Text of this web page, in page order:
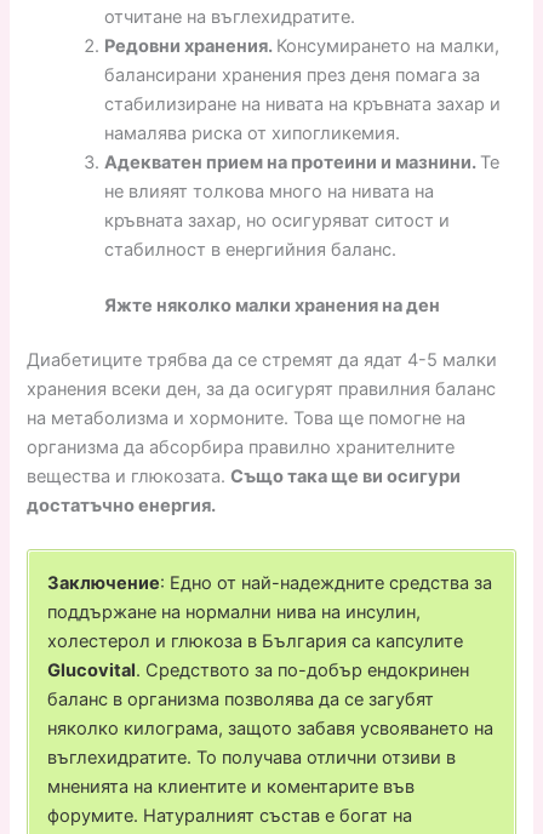
отчитане на въглехидратите.
Редовни хранения. Консумирането на малки,
балансирани хранения през деня помага за
стабилизиране на нивата на кръвната захар и
намалява риска от хипогликемия.
Адекватен прием на протеини и мазнини. Те
не влияят толкова много на нивата на
кръвната захар, но осигуряват ситост и
стабилност в енергийния баланс.
Яжте няколко малки хранения на ден
Диабетиците трябва да се стремят да ядат 4-5 малки
хранения всеки ден, за да осигурят правилния баланс
на метаболизма и хормоните. Това ще помогне на
организма да абсорбира правилно хранителните
вещества и глюкозата.Също така ще ви осигури
достатъчно енергия.
Заключение: Едно от най-надеждните средства за
поддържане на нормални нива на инсулин,
холестерол и глюкоза в България са капсулите
Glucovital. Средството за по-добър ендокринен
баланс в организма позволява да се загубят
няколко килограма, защото забавя усвояването на
въглехидратите. То получава отлични отзиви в
мненията на клиентите и коментарите във
форумите. Натуралният състав е богат на